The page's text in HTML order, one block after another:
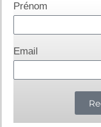
Prénom
Email